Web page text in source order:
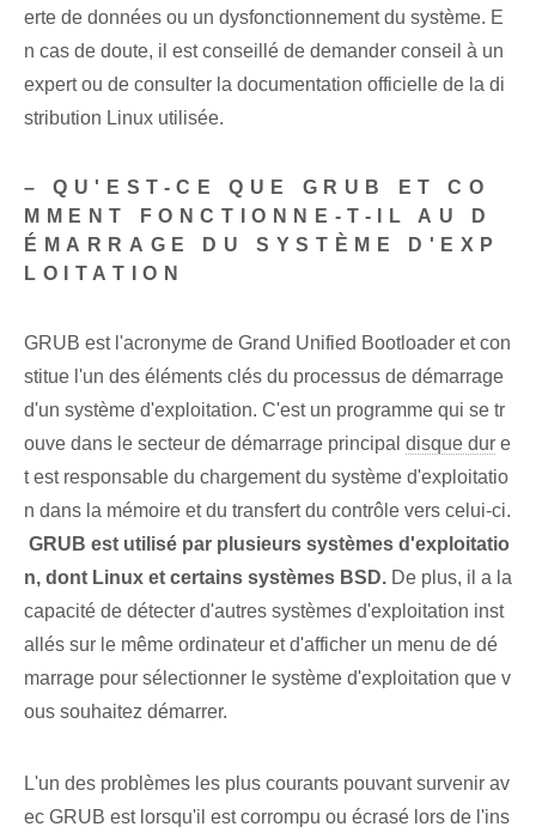
erte de données ou un dysfonctionnement du système. E
n cas de doute, il est conseillé de demander conseil à un
expert ou de consulter la documentation officielle de la di
stribution Linux utilisée.
– QU'EST-CE QUE GRUB ET CO
MMENT FONCTIONNE-T-IL AU D
ÉMARRAGE DU SYSTÈME D'EXP
LOITATION
GRUB est l'acronyme de Grand Unified Bootloader et con
stitue l'un des éléments clés du processus de démarrage
d'un système d'exploitation. C'est un programme qui se tr
ouve dans le secteur de démarrage principal disque dur e
t ‌est responsable ⁢du chargement du système d'exploitatio
n⁢ dans⁣ la mémoire⁣ et du transfert du contrôle vers celui-ci.
GRUB est utilisé par plusieurs systèmes d'exploitatio
n, dont Linux et certains systèmes BSD. De plus, il a la
capacité de détecter d'autres systèmes d'exploitation inst
allés sur le même ordinateur et d'afficher un menu de dé
marrage pour sélectionner le système d'exploitation que v
ous souhaitez démarrer.
L'un des problèmes les plus courants pouvant survenir av
ec GRUB est lorsqu'il est corrompu ou écrasé lors de l'ins